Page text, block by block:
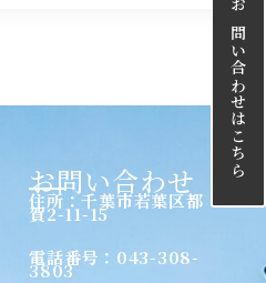
お問い合わせはこちら
お問い合わせ
住所：千葉市若葉区都
賀2-11-15
電話番号：043-308-
3803